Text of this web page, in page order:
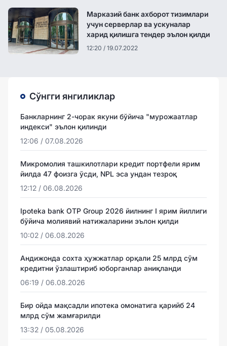
Марказий банк ахборот тизимлари
учун серверлар ва ускуналар
харид қилишга тендер эълон қилди
12:20 / 19.07.2022
Сўнгги янгиликлар
Банкларнинг 2-чорак якуни бўйича "мурожаатлар
индекси" эълон қилинди
12:06 / 07.08.2026
Микромолия ташкилотлари кредит портфели ярим
йилда 47 фоизга ўсди, NPL эса ундан тезроқ
12:12 / 06.08.2026
Ipoteka bank OTP Group 2026 йилнинг I ярим йиллиги
бўйича молиявий натижаларини эълон қилди
10:02 / 06.08.2026
Андижонда сохта ҳужжатлар орқали 25 млрд сўм
кредитни ўзлаштириб юборганлар аниқланди
06:19 / 06.08.2026
Бир ойда мақсадли ипотека омонатига қарийб 24
млрд сўм жамғарилди
13:32 / 05.08.2026